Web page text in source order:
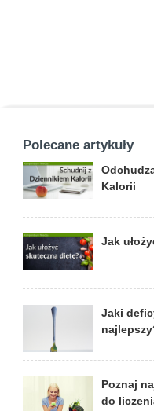
Polecane artykuły
Kalorii
Jak
Jaki
Poznaj
do